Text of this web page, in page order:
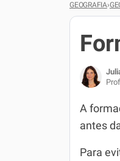
Página Inicial ENEM
Plano de Estudos
Corretor de Redação
Exercícios ENEM
Simulados ENEM
ENEM
Matemática
História
Biologia
Inglês
Geografia
GEOGRAFIA›
A
antes
Para